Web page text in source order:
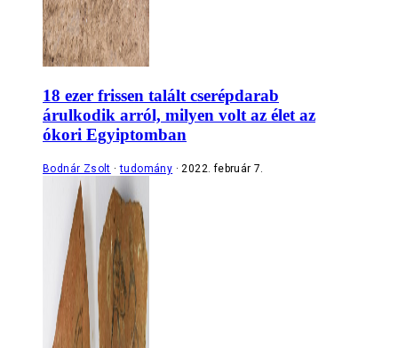
18 ezer frissen talált cserépdarab
árulkodik arról, milyen volt az élet az
ókori Egyiptomban
Bodnár Zsolt tudomány 2022. február 7.